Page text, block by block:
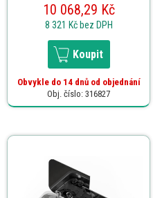
10 068,29 Kč
8 321 Kč bez DPH
Koupit
Obvykle do 14 dnů od objednání
Obj. číslo: 316827